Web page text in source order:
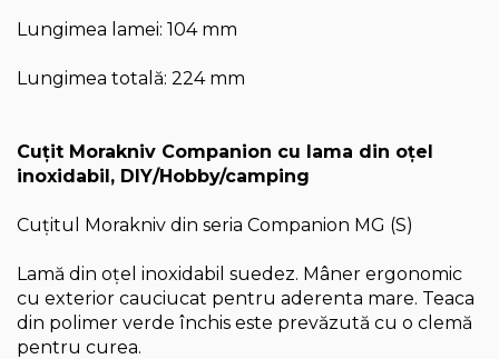
Lungimea lamei: 104 mm
Lungimea totală: 224 mm
Cuţit Morakniv Companion cu lama din oţel
inoxidabil, DIY/Hobby/camping
Cuţitul Morakniv din seria Companion MG (S)
Lamă din oţel inoxidabil suedez. Mâner ergonomic
cu exterior cauciucat pentru aderenta mare. Teaca
din polimer verde închis este prevăzută cu o clemă
pentru curea.